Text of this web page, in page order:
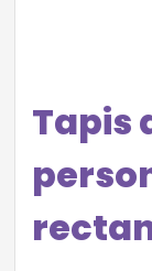
Tapis